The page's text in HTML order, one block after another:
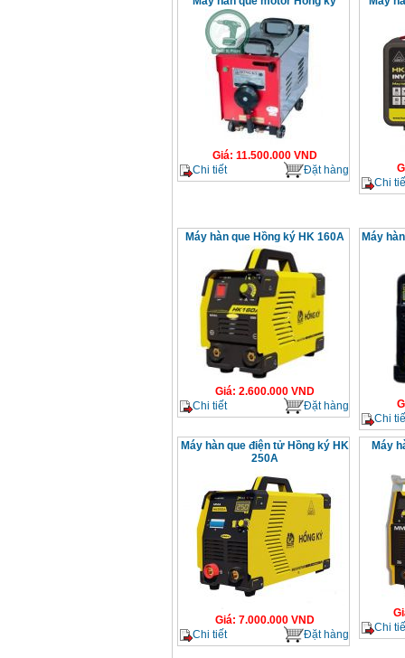
Giá: 11.500.000VND
Chi tiết
Đặt hàng
Chi
Máy hàn que Hồng ký HK 160A
Giá: 2.600.000VND
Chi tiết
Đặt hàng
Máy
Chi
Máy hàn que điện tử Hồng ký HK
250A
Giá: 7.000.000VND
Chi tiết
Đặt hàng
Máy
Chi